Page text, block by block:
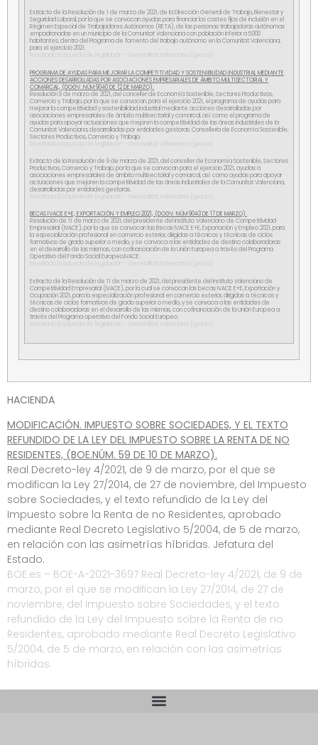
Extracto de la Resolución de 1 de marzo de 2021, de la Dirección General de Trabajo, Bienestar y
Seguridad Laboral, por la que se convocan ayudas para financiar los costes fijos de inclusión en el
Régimen Especial de Trabajadores Autónomos (RETA), de las personas trabajadoras autónomas
empadronadas en un municipio de la Comunitat Valenciana con población inferior a 5.000
habitantes, dentro del Programa de fomento del trabajo autónomo en la Comunitat Valenciana,
para el ejercicio 2021.
Resultado búsqueda de legislación – Generalitat Valenciana (gva.es)
PROGRAMA DE AYUDAS PARA MEJORAR LA COMPETITIVIDAD Y SOSTENIBILIDAD INDUSTRIAL MEDIANTE
ACCIONES DESARROLLADAS POR ASOCIACIONES EMPRESARIALES DE ÁMBITO MULTISECTORIAL Y
COMARCAL, (DOGV. NÚM 9040 DE 12 DE MARZO).
Resolución 9 de marzo de 2021, del conseller de Economía Sostenible, Sectores Productivos,
Comercio y Trabajo, por la que se convocan, para el ejercicio 2021, el programa de ayudas para
mejorar la competitividad y sostenibilidad industrial mediante acciones desarrolladas por
asociaciones empresariales de ámbito multisectorial y comarcal, así como el programa de
ayudas para apoyar actuaciones que mejoren la competitividad de las áreas industriales de la
Comunitat Valenciana, desarrolladas por entidades gestoras. Conselleria de Economía Sostenible,
Sectores Productivos, Comercio y Trabajo.
Resultado búsqueda de legislación – Generalitat Valenciana (gva.es)
Extracto de la Resolución de 9 de marzo de 2021, del conseller de Economía Sostenible, Sectores
Productivos, Comercio y Trabajo, por la que se convocan para el ejercicio 2021, ayudas a
asociaciones empresariales de ámbito multisectorial y comarcal, así como ayudas para apoyar
actuaciones que mejoren la competitividad de las áreas industriales de la Comunitat Valenciana,
desarrolladas por entidades gestoras.
Resultado búsqueda de legislación – Generalitat Valenciana (gva.es)
BECAS IVACE E+E, EXPORTACIÓN Y EMPLEO 2021, (DOGV. NÚM 9043 DE 17 DE MARZO).
Resolución de 11 de marzo de 2021, del presidente del Instituto Valenciano de Competitividad
Empresarial (IVACE), por la que se convocan las Becas IVACE E+E, Exportación y Empleo 2021, para
la especialización profesional en comercio exterior, dirigidas a técnicos y técnicas de ciclos
formativos de grado superior o medio, y se convoca a las entidades de destino colaboradoras
en el desarrollo de las mismas, con cofinanciación de la Unión Europea a través del Programa
Operativo del Fondo Social Europeo.IVACE.
Resultado búsqueda de legislación – Generalitat Valenciana (gva.es)
Extracto de la Resolución de 11 de marzo de 2021, del presidente del Instituto Valenciano de
Competitividad Empresarial (IVACE), por la cual se convocan las becas IVACE E+E, Exportación y
Ocupación 2021, para la especialización profesional en comercio exterior, dirigidas a técnicos y
técnicas de ciclos formativos de grado superior o medio, y se convoca a las entidades de
destino colaboradoras en el desarrollo de las mismas, con cofinanciación de la Unión Europea a
través del Programa operativo del Fondo Social Europeo.
Resultado búsqueda de legislación – Generalitat Valenciana (gva.es)
HACIENDA
MODIFICACIÓN. IMPUESTO SOBRE SOCIEDADES, Y EL TEXTO
REFUNDIDO DE LA LEY DEL IMPUESTO SOBRE LA RENTA DE NO
RESIDENTES, (BOE.NÚM. 59 DE 10 DE MARZO).
Real Decreto-ley 4/2021, de 9 de marzo, por el que se
modifican la Ley 27/2014, de 27 de noviembre, del Impuesto
sobre Sociedades, y el texto refundido de la Ley del
Impuesto sobre la Renta de no Residentes, aprobado
mediante Real Decreto Legislativo 5/2004, de 5 de marzo,
en relación con las asimetrías híbridas. Jefatura del
Estado.
BOE.es – BOE-A-2021-3697 Real Decreto-ley 4/2021, de 9 de
marzo, por el que se modifican la Ley 27/2014, de 27 de
noviembre, del Impuesto sobre Sociedades, y el texto
refundido de la Ley del Impuesto sobre la Renta de no
Residentes, aprobado mediante Real Decreto Legislativo
5/2004, de 5 de marzo, en relación con las asimetrías
híbridas.